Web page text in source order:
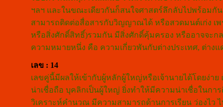
ฯลฯ และในขณะเดียวกันก็สนใจศาสตร์ลึกลับไปพร้อมกั
สามารถติดต่อสื่อสารกับวิญญาณได้ หรือสวดมนต์เก่ง เ
หรือสิ่งศักดิ์สิทธิ์)รวมกัน มีสิ่งศักดิ์คุ้มครอง หรืออาจจะก
ความหมายหนึ่ง คือ ความเกี่ยวพันกับต่างประเทศ, ต่างแ
เลข : 14
เลขคู่นี้มีผลให้เข้ากับผู้หลักผู้ใหญ่หรือเจ้านายได้โดยง่า
น่าเชื่อถือ บุคลิกเป็นผู้ใหญ่ ยิ่งทำให้มีความน่าเชื่อในกา
วิเคราะห์คำนวณ มีความสามารถด้านการเรียน ว่องไว